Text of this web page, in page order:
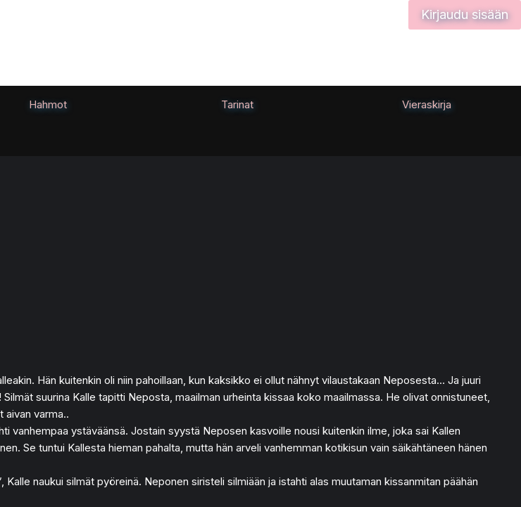
Kirjaudu sisään
Hahmot Tarinat Vieraskirja
Hän kuitenkin oli niin pahoillaan, kun kaksikko ei ollut nähnyt vilaustakaan Neposesta… Ja juuri
suurina Kalle tapitti Neposta, maailman urheinta kissaa koko maailmassa. He olivat onnistuneet,
aivan varma..
vanhempaa ystäväänsä. Jostain syystä Neposen kasvoille nousi kuitenkin ilme, joka sai Kallen
Se tuntui Kallesta hieman pahalta, mutta hän arveli vanhemman kotikisun vain säikähtäneen hänen
naukui silmät pyöreinä. Neponen siristeli silmiään ja istahti alas muutaman kissanmitan päähän